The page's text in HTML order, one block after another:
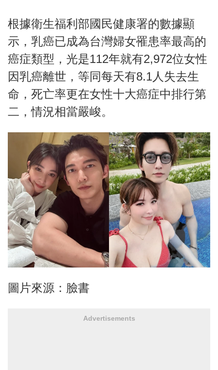
根據衛生福利部國民健康署的數據顯
示，乳癌已成為台灣婦女罹患率最高的
癌症類型，光是112年就有2,972位女性
因乳癌離世，等同每天有8.1人失去生
命，死亡率更在女性十大癌症中排行第
二，情況相當嚴峻。
圖片來源：臉書
Advertisements